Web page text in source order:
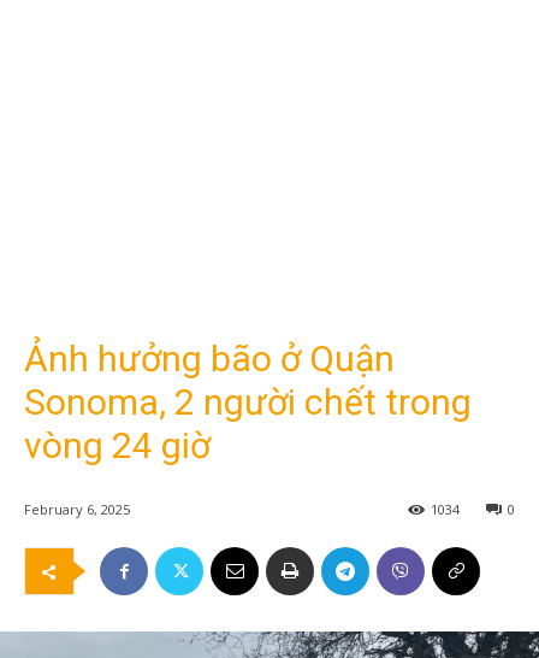
Ảnh hưởng bão ở Quận
Sonoma, 2 người chết trong
vòng 24 giờ
February 6, 2025 0
1034